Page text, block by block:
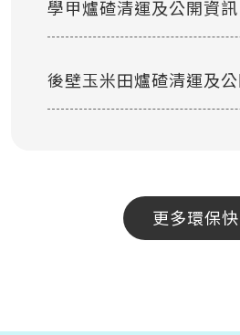
學甲爐碴清運及公開資訊
後壁玉米田爐碴清運及
更多環保